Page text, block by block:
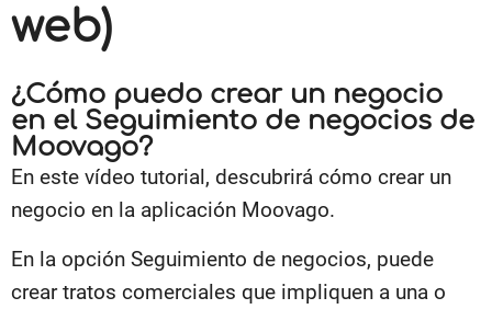
web)
¿Cómo puedo crear un negocio
en el Seguimiento de negocios de
Moovago?
En este vídeo tutorial, descubrirá cómo crear un
negocio en la aplicación Moovago.
En la opción Seguimiento de negocios, puede
crear tratos comerciales que impliquen a una o